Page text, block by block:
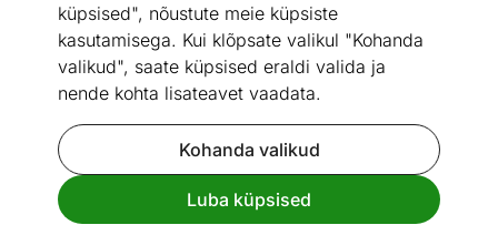
küpsised", nõustute meie küpsiste
kasutamisega. Kui klõpsate valikul "Kohanda
valikud", saate küpsised eraldi valida ja
nende kohta lisateavet vaadata.
Kohanda valikud
Luba küpsised